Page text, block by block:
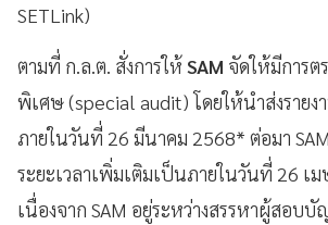
SETLink)
ตามที่ ก.ล.ต. สั่งการให้ SAM จัดให้มีการ
พิเศษ (special audit) โดยให้นำส่งรายง
ภายในวันที่ 26 มีนาคม 2568* ต่อมา
ระยะเวลาเพิ่มเติมเป็นภายในวันที่ 26 เ
เนื่องจาก SAM อยู่ระหว่างสรรหาผู้สอบ